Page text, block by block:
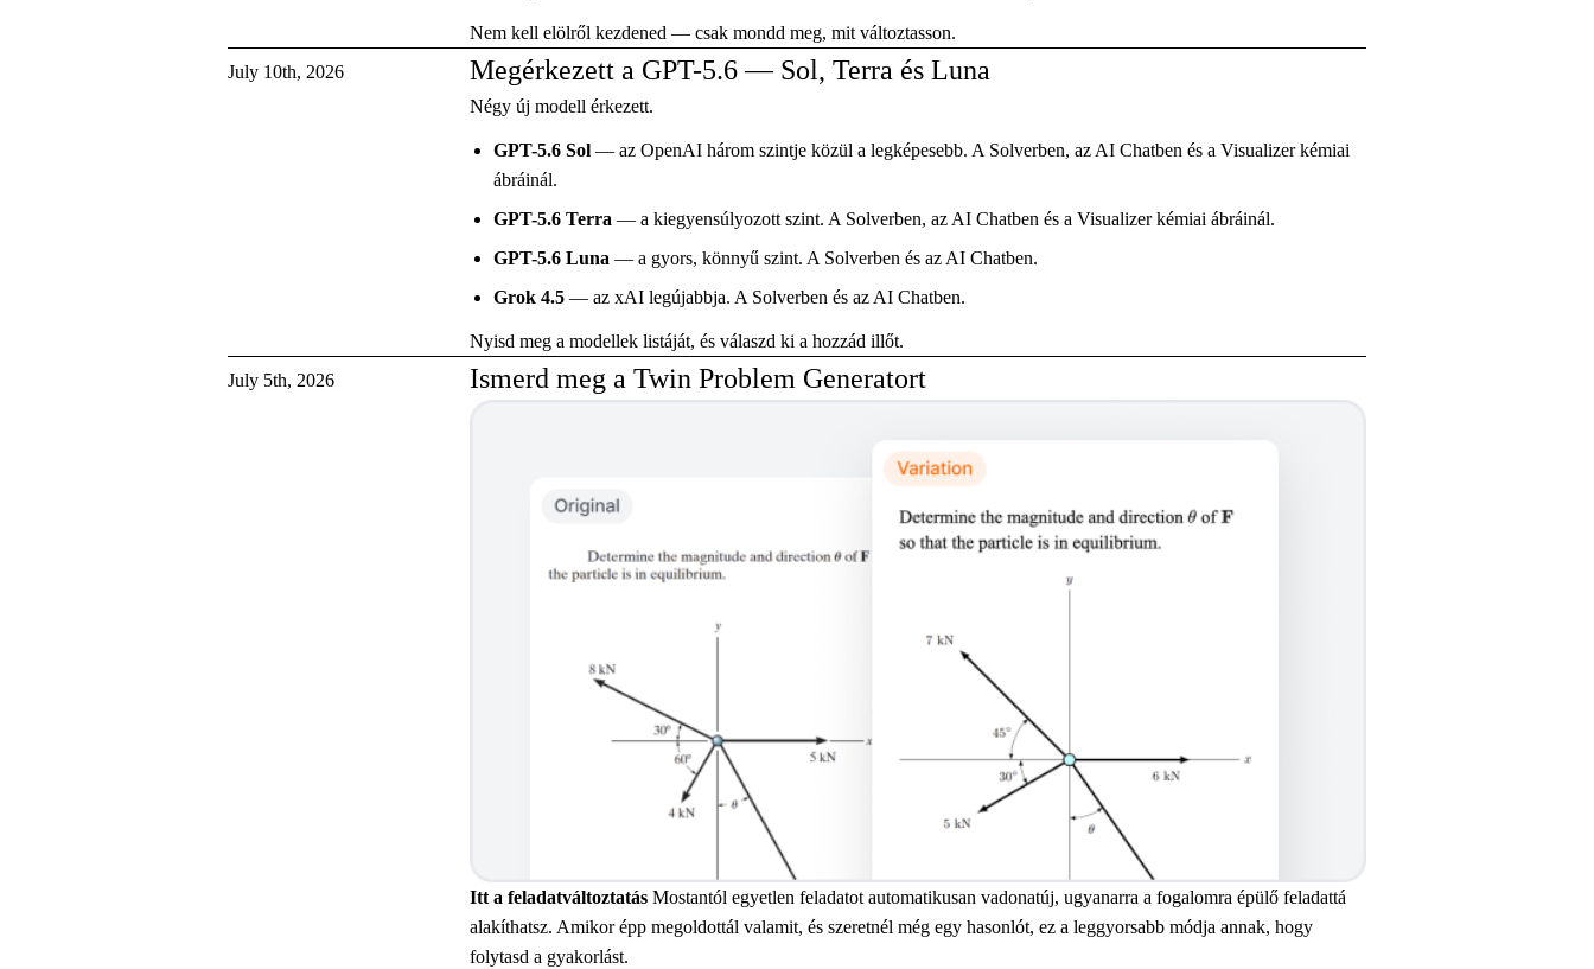
Nem kell elölről kezdened — csak mondd meg, mit változtasson.
July 10th, 2026
Megérkezett a GPT-5.6 — Sol, Terra és Luna
Négy új modell érkezett.
GPT-5.6 Sol — az OpenAI három szintje közül a legképesebb. A Solverben, az AI Chatben és a Visualizer kémiai
ábráinál.
GPT-5.6 Terra — a kiegyensúlyozott szint. A Solverben, az AI Chatben és a Visualizer kémiai ábráinál.
GPT-5.6 Luna — a gyors, könnyű szint. A Solverben és az AI Chatben.
Grok 4.5 — az xAI legújabbja. A Solverben és az AI Chatben.
Nyisd meg a modellek listáját, és válaszd ki a hozzád illőt.
July 5th, 2026
Ismerd meg a Twin Problem Generatort
Itt a feladatváltoztatás Mostantól egyetlen feladatot automatikusan vadonatúj, ugyanarra a fogalomra épülő feladattá
alakíthatsz. Amikor épp megoldottál valamit, és szeretnél még egy hasonlót, ez a leggyorsabb módja annak, hogy
folytasd a gyakorlást.